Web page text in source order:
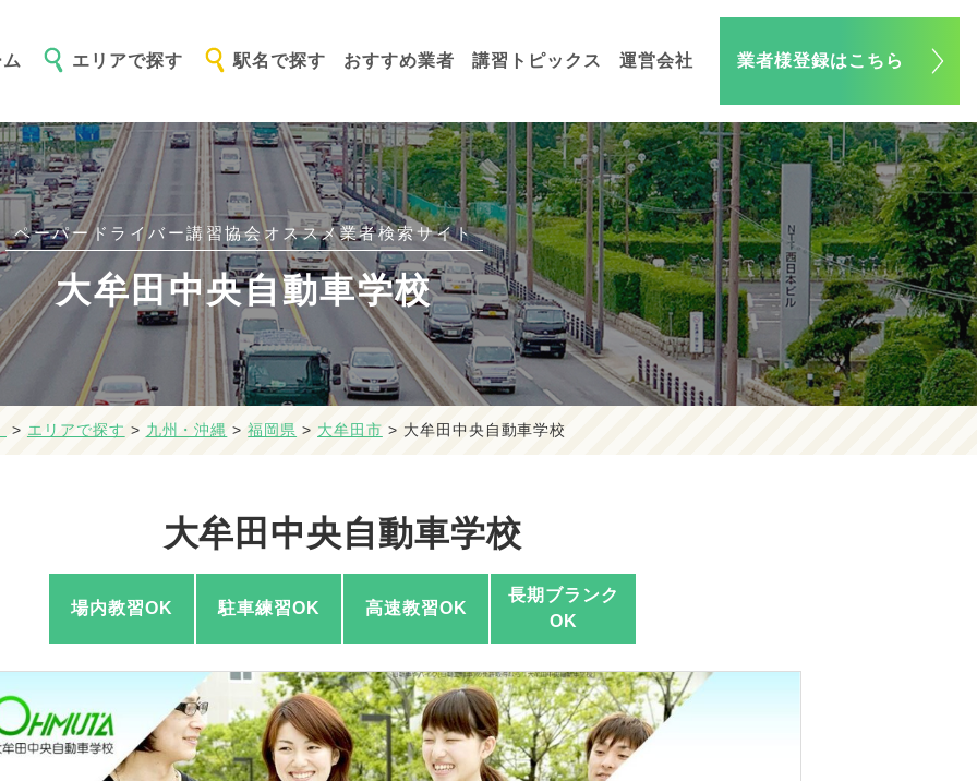
エリアで探す 駅名で探す おすすめ業者 講習トピックス 運営会社 業者様登録はこちら
ペーパードライバー講習協会オススメ業者検索サイト
大牟田中央自動車学校
> エリアで探す > 九州・沖縄 >福岡県 > 大牟田市 > 大牟田中央自動車学校
大牟田中央自動車学校
場内教習OK 駐車練習OK 高速教習OK
長期ブランク
OK